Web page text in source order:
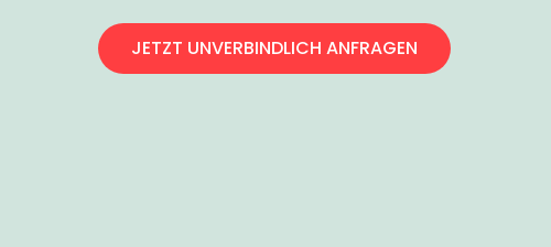
JETZT UNVERBINDLICH ANFRAGEN